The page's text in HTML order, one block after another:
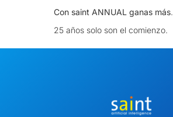
Con saint ANNUAL ganas más.
25 años solo son el comienzo.